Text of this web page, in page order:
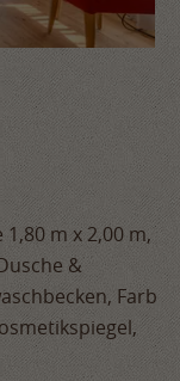
m x 2,00 m,
&
Farb